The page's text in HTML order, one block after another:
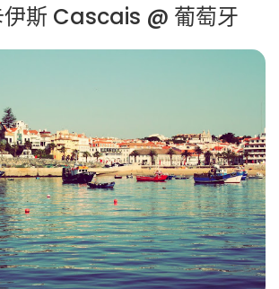
伊斯 Cascais @ 葡萄牙